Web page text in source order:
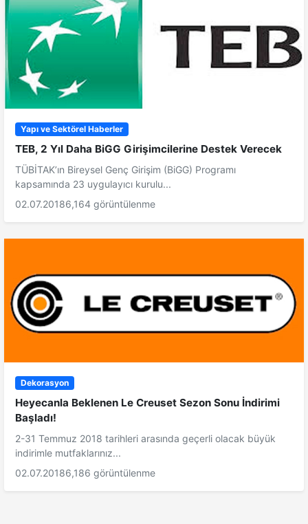
Yapı ve Sektörel Haberler
TEB, 2 Yıl Daha BiGG Girişimcilerine Destek Verecek
TÜBİTAK’ın Bireysel Genç Girişim (BiGG) Programı
kapsamında 23 uygulayıcı kurulu...
02.07.20186,164 görüntülenme
Dekorasyon
Heyecanla Beklenen Le Creuset Sezon Sonu İndirimi
Başladı!
2-31 Temmuz 2018 tarihleri arasında geçerli olacak büyük
indirimle mutfaklarınız...
02.07.20186,186 görüntülenme